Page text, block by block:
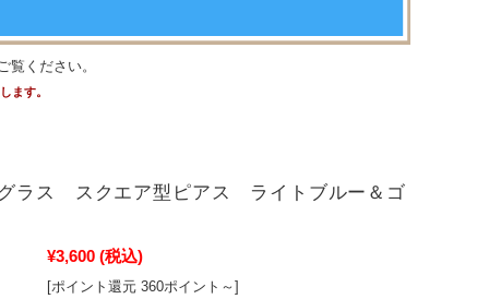
覧ください。
ます。
ラス スクエア型ピアス ライトブルー＆ゴ
¥3,600 (税込)
[ポイント還元 360ポイント～]